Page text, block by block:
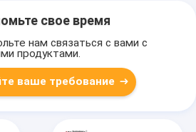
свое время
нам связаться с вами с
продуктами.
ваше требование